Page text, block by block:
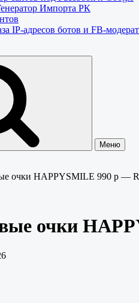
Импорта РК
IP-адресов ботов и FB-
Меню
очки HAPPYSMILE 990 р —
очки